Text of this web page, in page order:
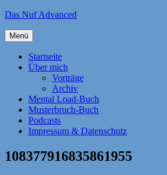
Zum
springen
Das Nuf Advanced
Menü
Startseite
Über mich
Vorträge
Archiv
Mental Load-Buch
Musterbruch-Buch
Podcasts
Impressum & Datenschutz
108377916835861955